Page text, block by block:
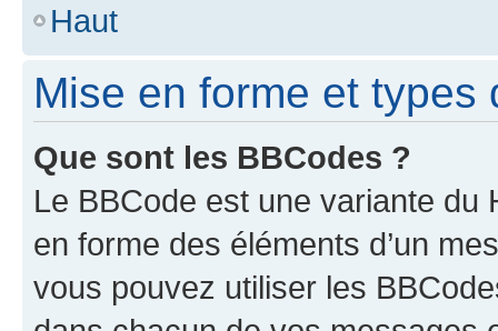
Haut
Mise en forme et types
Que sont les BBCodes ?
Le BBCode est une variante du
en forme des éléments d’un
vous pouvez utiliser les